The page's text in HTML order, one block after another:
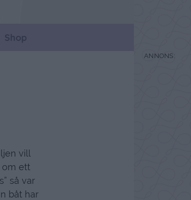
Shop
vill
om ett
så var
båt har